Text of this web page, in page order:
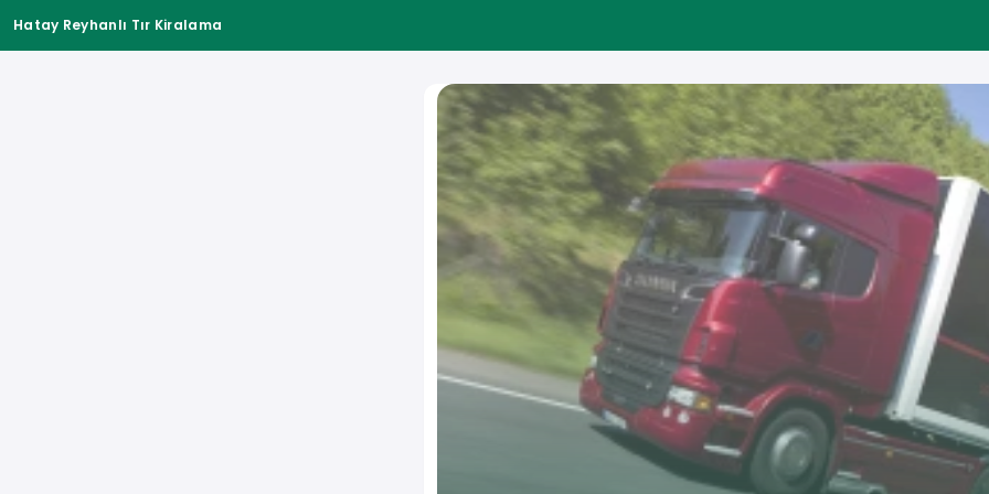
Hatay Reyhanlı Tır Kiralama